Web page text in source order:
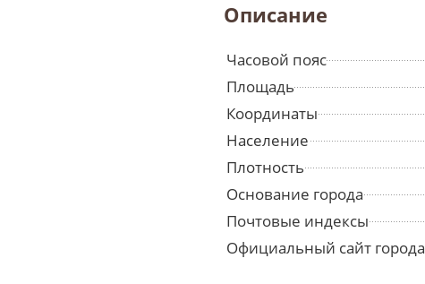
Описание
Часовой пояс
Площадь
Координаты
Население
Плотность
Основание города
Почтовые индексы
Официальный сайт города